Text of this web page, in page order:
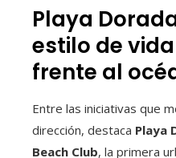
Playa
estilo de
frente al
Entre las iniciativas que
dirección, destaca Playa
Beach Club, la primera